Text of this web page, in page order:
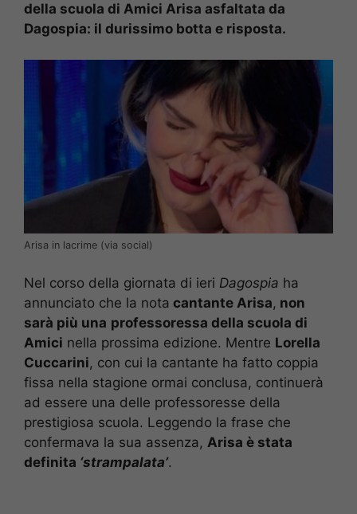
della scuola di Amici Arisa asfaltata da
Dagospia: il durissimo botta e risposta.
Arisa in lacrime (via social)
Nel corso della giornata di ieri Dagospia ha
annunciato che la nota cantante Arisa, non
sarà più una professoressa della scuola di
Amici nella prossima edizione. Mentre Lorella
Cuccarini, con cui la cantante ha fatto coppia
fissa nella stagione ormai conclusa, continuerà
ad essere una delle professoresse della
prestigiosa scuola. Leggendo la frase che
confermava la sua assenza, Arisa è stata
definita ‘strampalata’.